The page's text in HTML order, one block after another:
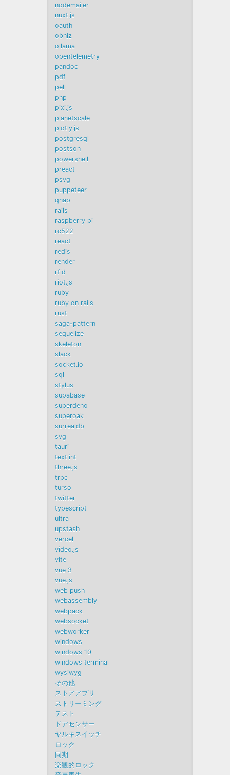
nodemailer
nuxt.js
oauth
obniz
ollama
opentelemetry
pandoc
pdf
pell
php
pixi.js
planetscale
plotly.js
postgresql
postson
powershell
preact
psvg
puppeteer
qnap
rails
raspberry pi
rc522
react
redis
render
rfid
riot.js
ruby
ruby on rails
rust
saga-pattern
sequelize
skeleton
slack
socket.io
sql
stylus
supabase
superdeno
superoak
surrealdb
svg
tauri
textlint
three.js
trpc
turso
twitter
typescript
ultra
upstash
vercel
video.js
vite
vue 3
vue.js
web push
webassembly
webpack
websocket
webworker
windows
windows 10
windows terminal
wysiwyg
その他
ストアアプリ
ストリーミング
テスト
ドアセンサー
ヤルキスイッチ
ロック
同期
楽観的ロック